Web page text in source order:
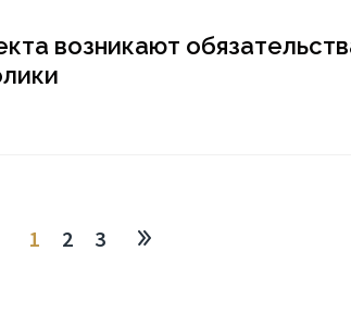
возникают
1 2 3